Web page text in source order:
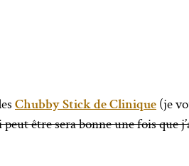
Chubby Stick de Clinique (je
peut être sera bonne une fois que